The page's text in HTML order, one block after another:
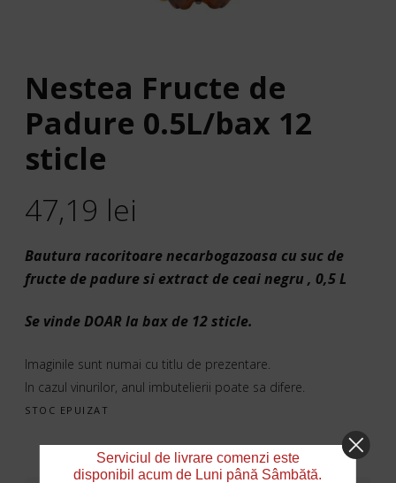
Nestea Fructe de
Padure 0.5L/bax 12
sticle
47,19 lei
Bautura racoritoare necarbogazoasa cu suc de
fructe de padure si extract de ceai negru , 0,5 L
Se vinde DOAR la bax de 12 sticle.
Imaginile sunt numai cu titlu de prezentare.
In cazul vinurilor, anul imbutelierii poate sa difere.
STOC EPUIZAT
Serviciul de livrare comenzi este
disponibil acum de Luni până Sâmbătă.